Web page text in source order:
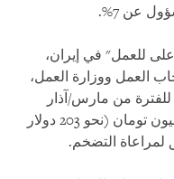
عن 7%.
للعمل" في إيران،
العمل ووزارة العمل،
للفترة من مارس/آذار
2022 إلى مارس/آذار 2023 بـ 5.679 مليون تومان (نحو 203 دولار